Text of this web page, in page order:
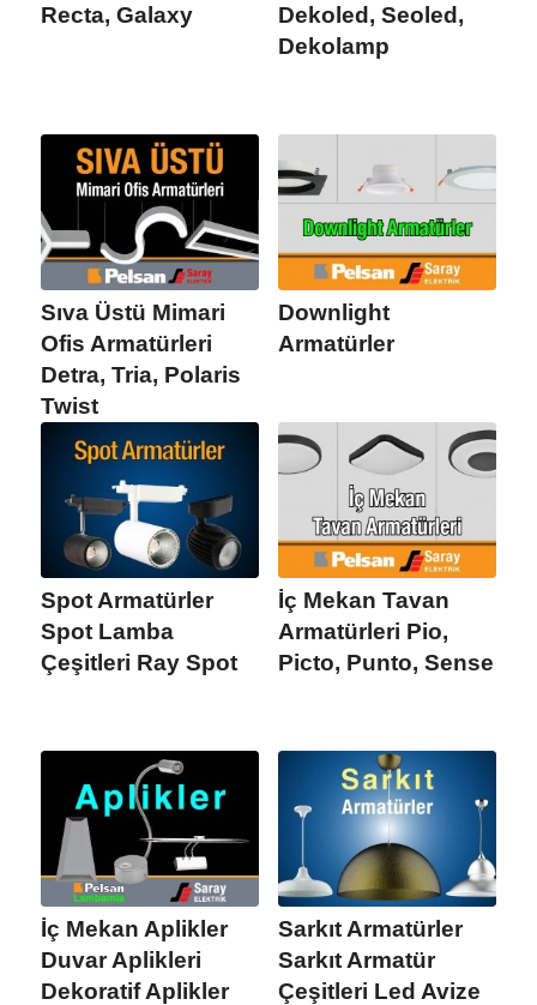
Recta, Galaxy
Dekoled, Seoled,
Dekolamp
Sıva Üstü Mimari
Ofis Armatürleri
Detra, Tria, Polaris
Twist
Downlight
Armatürler
Spot Armatürler
Spot Lamba
Çeşitleri Ray Spot
İç Mekan Tavan
Armatürleri Pio,
Picto, Punto, Sense
İç Mekan Aplikler
Duvar Aplikleri
Dekoratif Aplikler
Sarkıt Armatürler
Sarkıt Armatür
Çeşitleri Led Avize